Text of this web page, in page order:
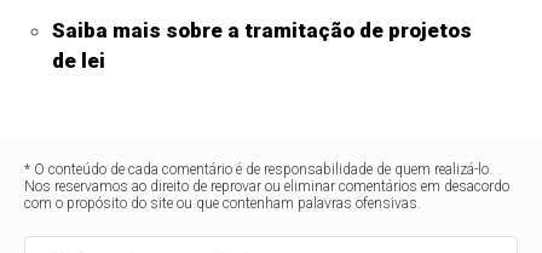
Saiba mais sobre a tramitação de projetos
de lei
* O conteúdo de cada comentário é de responsabilidade de quem realizá-lo.
Nos reservamos ao direito de reprovar ou eliminar comentários em desacordo
com o propósito do site ou que contenham palavras ofensivas.